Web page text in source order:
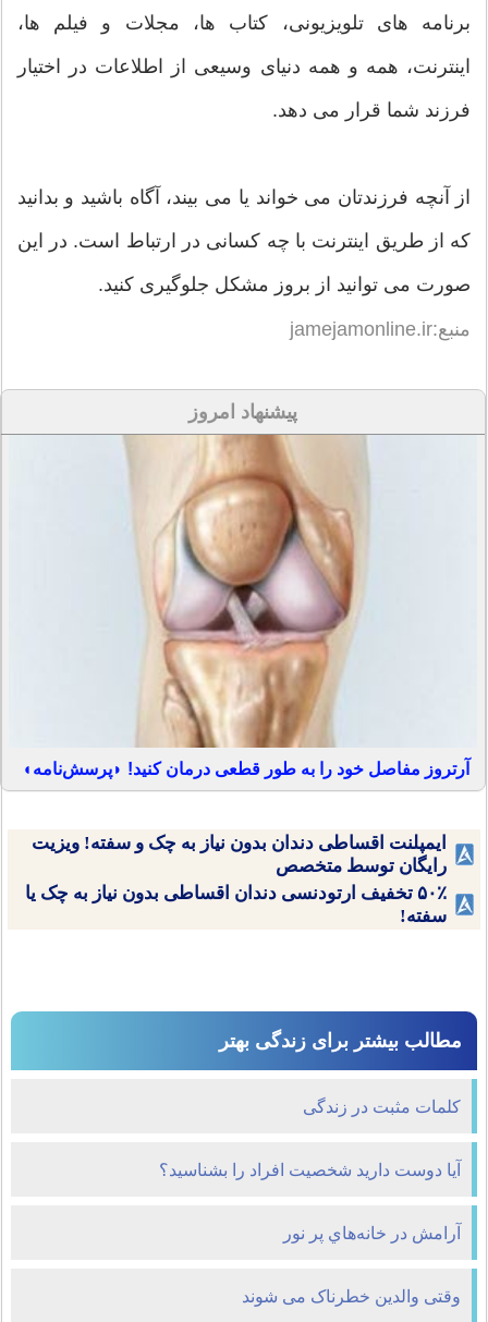
برنامه های تلویزیونی، کتاب ها، مجلات و فیلم ها،
اینترنت، همه و همه دنیای وسیعی از اطلاعات در اختیار
فرزند شما قرار می دهد.
از آنچه فرزندتان می خواند یا می بیند، آگاه باشید و بدانید
که از طریق اینترنت با چه کسانی در ارتباط است. در این
صورت می توانید از بروز مشکل جلوگیری کنید.
منبع:jamejamonline.ir
پیشنهاد امروز
آرتروز مفاصل خود را به طور قطعی درمان کنید! ◗پرسش‌نامه◖
ایمپلنت اقساطی دندان بدون نیاز به چک و سفته! ویزیت
رایگان توسط متخصص
۵۰٪ تخفیف ارتودنسی دندان اقساطی بدون نیاز به چک یا
سفته!
مطالب بیشتر برای زندگی بهتر
کلمات مثبت در زندگی
آیا دوست دارید شخصیت افراد را بشناسید؟
آرامش در خانه‌هاي پر نور
وقتی والدین خطرناک می شوند